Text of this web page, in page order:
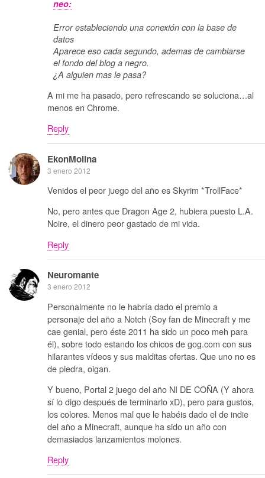
neo:
Error estableciendo una conexión con la base de
datos
Aparece eso cada segundo, ademas de cambiarse
el fondo del blog a negro.
¿A alguien mas le pasa?
A mi me ha pasado, pero refrescando se soluciona…al
menos en Chrome.
Reply
EkonMolina
3 enero 2012
Venidos el peor juego del año es Skyrim *TrollFace*
No, pero antes que Dragon Age 2, hubiera puesto L.A.
Noire, el dinero peor gastado de mi vida.
Reply
Neuromante
3 enero 2012
Personalmente no le habría dado el premio a
personaje del año a Notch (Soy fan de Minecraft y me
cae genial, pero éste 2011 ha sido un poco meh para
él), sobre todo estando los chicos de gog.com con sus
hilarantes vídeos y sus malditas ofertas. Que uno no es
de piedra, oigan.
Y bueno, Portal 2 juego del año NI DE COÑA (Y ahora
sí lo digo después de terminarlo xD), pero para gustos,
los colores. Menos mal que le habéis dado el de indie
del año a Minecraft, aunque ha sido un año con
demasiados lanzamientos molones.
Reply